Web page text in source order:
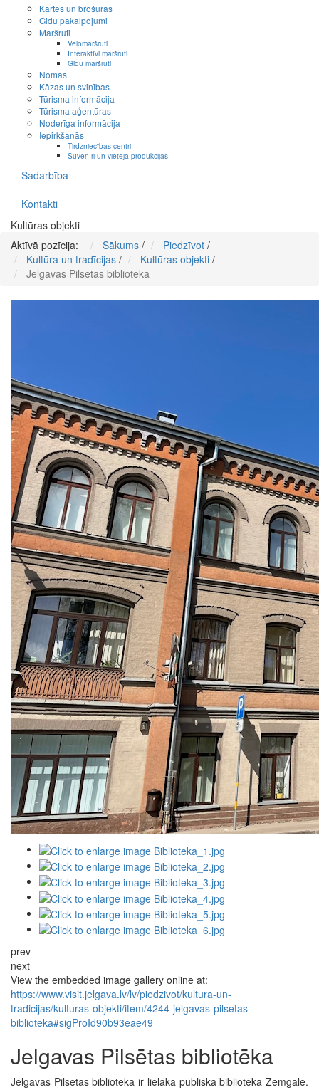
Kartes un brošūras
Gidu pakalpojumi
Maršruti
Velomaršruti
Interaktīvi maršruti
Gidu maršruti
Nomas
Kāzas un svinības
Tūrisma informācija
Tūrisma aģentūras
Noderīga informācija
Iepirkšanās
Tirdzniecības centri
Suvenīri un vietējā produkcijas
Sadarbība
Kontakti
Kultūras objekti
Aktīvā pozīcija:
Sākums / Piedzīvot /
Kultūra un tradīcijas / Kultūras objekti /
Jelgavas Pilsētas bibliotēka
prev
next
View the embedded image gallery online at:
https://www.visit.jelgava.lv/lv/piedzivot/kultura-un-
tradicijas/kulturas-objekti/item/4244-jelgavas-pilsetas-
biblioteka#sigProId90b93eae49
Jelgavas Pilsētas bibliotēka
Jelgavas Pilsētas bibliotēka ir lielākā publiskā bibliotēka Zemgalē.